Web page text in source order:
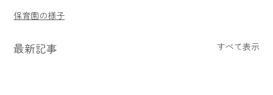
保育園の様子
最新記事 すべて表示